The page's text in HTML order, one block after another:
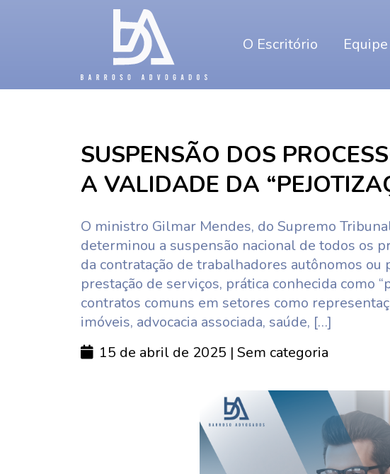
O Escritório Equipe
​SUSPENSÃO DOS
A VALIDADE DA
O ministro Gilmar Mendes, do Supremo
determinou a suspensão nacional de todos os
da contratação de trabalhadores autônomos ou
prestação de serviços, prática conhecida como
contratos comuns em setores como
imóveis, advocacia associada, saúde, […]
15 de abril de 2025 | Sem categoria